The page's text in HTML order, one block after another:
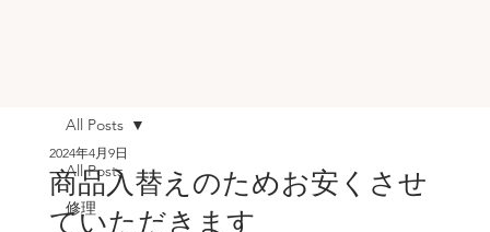
All Posts
修理
All Posts
商品入替えのためお安くさせ
ていただきます
2024年4月9日